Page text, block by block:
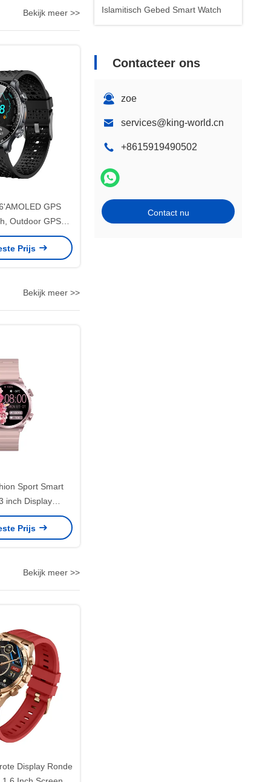
Islamitisch Gebed Smart Watch
Contacteer ons
zoe
services@king-world.cn
+8615919490502
Contact nu
Bekijk meer >>
GPS
Outdoor GPS
Smartwatch
Prijs
Bekijk meer >>
Sport Smart
inch Display
voor dames
Prijs
Bekijk meer >>
Display Ronde